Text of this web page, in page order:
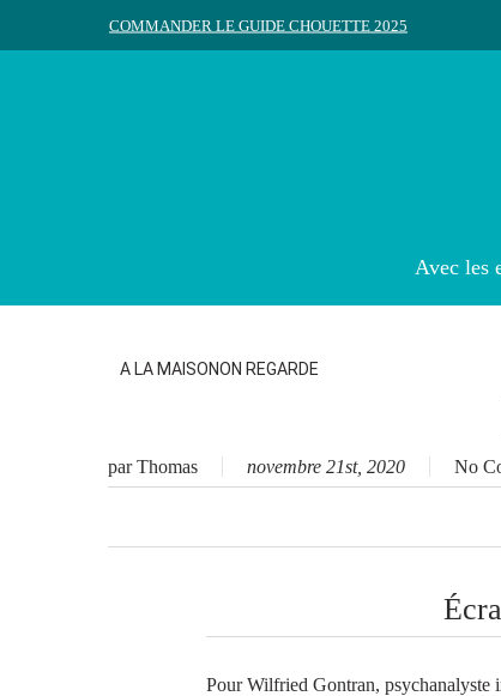
to
COMMANDER LE GUIDE CHOUETTE 2025
Avec les
A LA MAISONON REGARDE
par Thomas novembre 21st, 2020 No
Pour Wilfried Gontran, psychanalyste